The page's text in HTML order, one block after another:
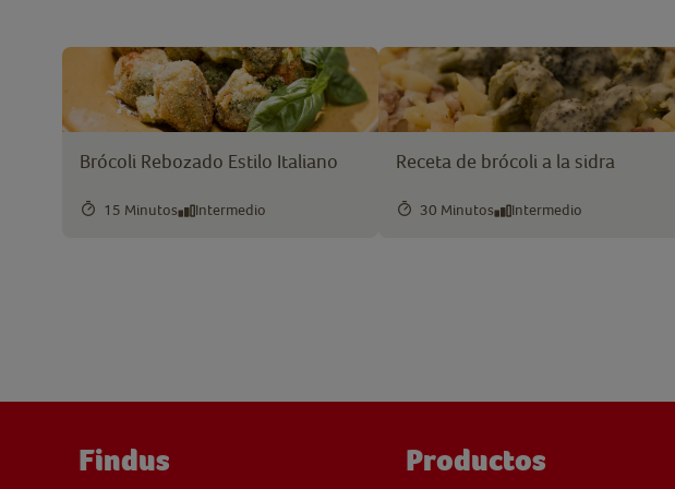
Brócoli Rebozado Estilo Italiano
15 Minutos Intermedio
Receta de brócoli a la sidra
30 Minutos Intermedio
Findus Productos